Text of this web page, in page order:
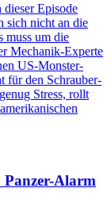
Episode
sich nicht an die
muss um die
Mechanik-Experte
US-Monster-
für den Schrauber-
Stress, rollt
Panzer-Alarm